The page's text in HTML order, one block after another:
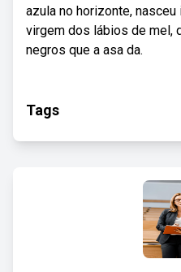
azula no horizonte, nasceu
virgem dos lábios de mel,
negros que a asa da.
Tags